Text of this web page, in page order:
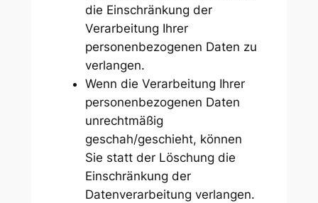
die Einschränkung der
Verarbeitung Ihrer
personenbezogenen Daten zu
verlangen.
Wenn die Verarbeitung Ihrer
personenbezogenen Daten
unrechtmäßig
geschah/geschieht, können
Sie statt der Löschung die
Einschränkung der
Datenverarbeitung verlangen.